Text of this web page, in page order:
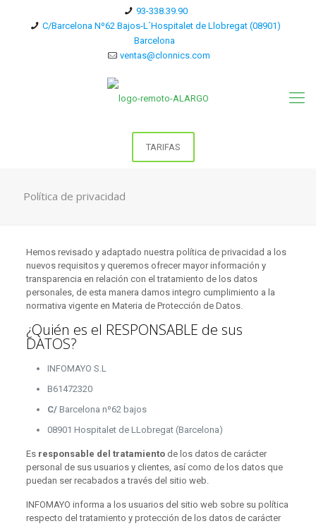
93-338.39.90
C/Barcelona Nº62 Bajos-L´Hospitalet de Llobregat (08901)
Barcelona
ventas@clonnics.com
TARIFAS
Política de privacidad
Hemos revisado y adaptado nuestra política de privacidad a los
nuevos requisitos y queremos ofrecer mayor información y
transparencia en relación con el tratamiento de los datos
personales, de esta manera damos integro cumplimiento a la
normativa vigente en Materia de Protección de Datos.
¿Quién es el RESPONSABLE de sus
DATOS?
INFOMAYO S.L
B61472320
C/ Barcelona nº62 bajos
08901 Hospitalet de LLobregat (Barcelona)
Es responsable del tratamiento de los datos de carácter
personal de sus usuarios y clientes, así como de los datos que
puedan ser recabados a través del sitio web.
INFOMAYO informa a los usuarios del sitio web sobre su política
respecto del tratamiento y protección de los datos de carácter